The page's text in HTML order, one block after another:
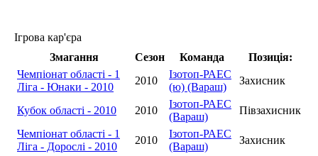
Ігрова кар'єра
Змагання
Сезон Команда
Позиція:
Чемпіонат області - 1
Ліга - Юнаки - 2010
2010
Ізотоп-РАЕС
(ю) (Вараш)
Захисник
Кубок області - 2010 2010
Ізотоп-РАЕС
(Вараш)
Півзахисник
Чемпіонат області - 1
Ліга - Дорослі - 2010
2010
Ізотоп-РАЕС
(Вараш)
Захисник